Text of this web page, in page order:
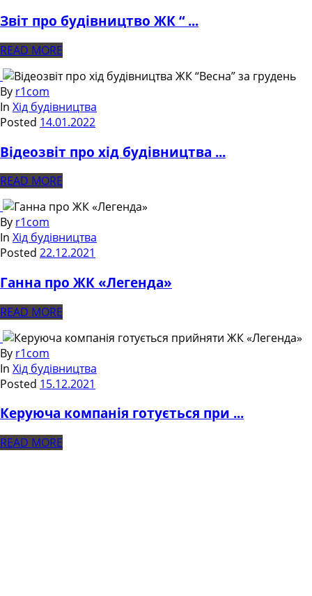
Звіт про будівництво ЖК “ ...
READ MORE
By r1com
In Хід будівництва
Posted 14.01.2022
Відеозвіт про хід будівництва ...
READ MORE
By r1com
In Хід будівництва
Posted 22.12.2021
Ганна про ЖК «Легенда»
READ MORE
By r1com
In Хід будівництва
Posted 15.12.2021
Керуюча компанія готується при ...
READ MORE